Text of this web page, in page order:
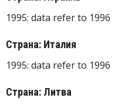
1995: data refer to 1996
Страна: Италия
1995: data refer to 1996
Страна: Литва